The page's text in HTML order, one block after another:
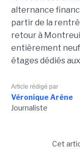
alternance
partir de la
retour à
entièrement
étages dédiés
Article rédigé par
Véronique Arène
Journaliste
Cet